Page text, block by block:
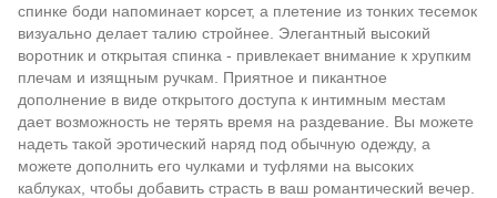
спинке боди напоминает корсет, а плетение из тонких тесемок
визуально делает талию стройнее. Элегантный высокий
воротник и открытая спинка - привлекает внимание к хрупким
плечам и изящным ручкам. Приятное и пикантное
дополнение в виде открытого доступа к интимным местам
дает возможность не терять время на раздевание. Вы можете
надеть такой эротический наряд под обычную одежду, а
можете дополнить его чулками и туфлями на высоких
каблуках, чтобы добавить страсть в ваш романтический вечер.